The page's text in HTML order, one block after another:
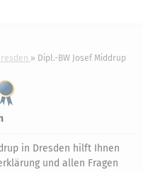
Dipl.-BW Josef Middrup
in Dresden hilft Ihnen
und allen Fragen